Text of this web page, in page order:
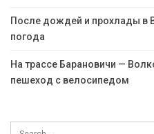
После дождей и прохлады в
погода
На трассе Барановичи —
пешеход с велосипедом